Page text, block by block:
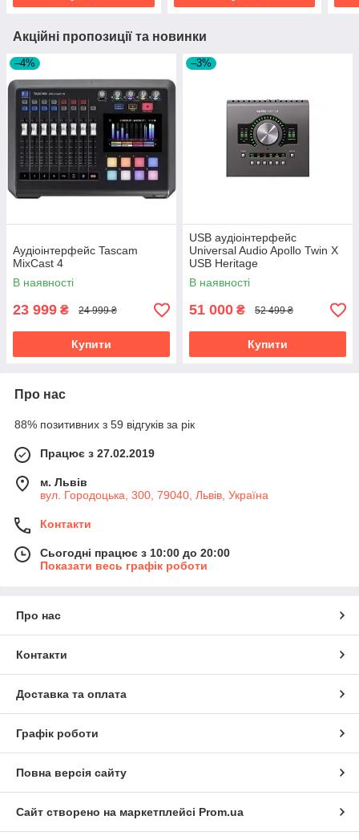
Акційні пропозиції та новинки
–4%
Аудіоінтерфейс Tascam
MixCast 4
В наявності
23 999 ₴ 24 999 ₴
Купити
–3%
USB аудіоінтерфейс
Universal Audio Apollo Twin X
USB Heritage
В наявності
51 000 ₴ 52 499 ₴
Купити
Про нас
88% позитивних з 59 відгуків за рік
Працює з 27.02.2019
м. Львів
вул. Городоцька, 300, 79040, Львів, Україна
Контакти
Сьогодні працює з 10:00 до 20:00
Показати весь графік роботи
Про нас
Контакти
Доставка та оплата
Графік роботи
Повна версія сайту
Сайт створено на маркетплейсі Prom.ua